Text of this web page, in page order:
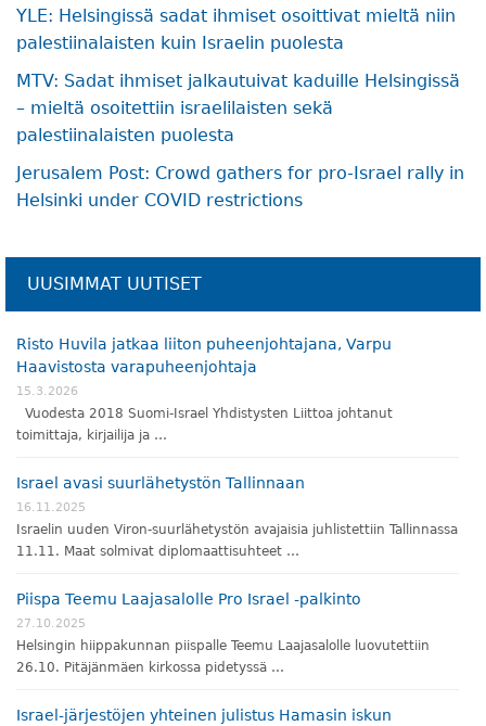
YLE: Helsingissä sadat ihmiset osoittivat mieltä niin
palestiinalaisten kuin Israelin puolesta
MTV: Sadat ihmiset jalkautuivat kaduille Helsingissä
– mieltä osoitettiin israelilaisten sekä
palestiinalaisten puolesta
Jerusalem Post: Crowd gathers for pro-Israel rally in
Helsinki under COVID restrictions
UUSIMMAT UUTISET
Risto Huvila jatkaa liiton puheenjohtajana, Varpu
Haavistosta varapuheenjohtaja
15.3.2026
Vuodesta 2018 Suomi-Israel Yhdistysten Liittoa johtanut
toimittaja, kirjailija ja …
Israel avasi suurlähetystön Tallinnaan
16.11.2025
Israelin uuden Viron-suurlähetystön avajaisia juhlistettiin Tallinnassa
11.11. Maat solmivat diplomaattisuhteet …
Piispa Teemu Laajasalolle Pro Israel -palkinto
27.10.2025
Helsingin hiippakunnan piispalle Teemu Laajasalolle luovutettiin
26.10. Pitäjänmäen kirkossa pidetyssä …
Israel-järjestöjen yhteinen julistus Hamasin iskun